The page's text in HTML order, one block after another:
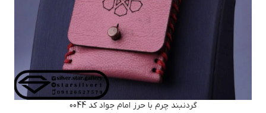
گردنبند چرم با حرز امام جواد کد 0044